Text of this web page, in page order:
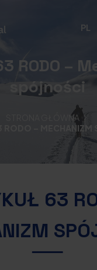
PL
RODO –
spójności
STRONA GŁÓWNA
RODO – MECHANIZM
63